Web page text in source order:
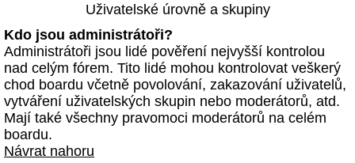
Uživatelské úrovně a skupiny
Kdo jsou administrátoři?
Administrátoři jsou lidé pověření nejvyšší kontrolou
nad celým fórem. Tito lidé mohou kontrolovat veškerý
chod boardu včetně povolování, zakazování uživatelů,
vytváření uživatelských skupin nebo moderátorů, atd.
Mají také všechny pravomoci moderátorů na celém
boardu.
Návrat nahoru